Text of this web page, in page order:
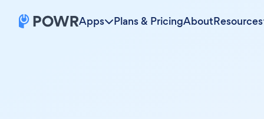
Apps Plans & PricingAboutResources